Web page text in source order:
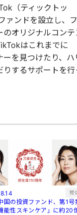
（ティックトッ
ァンドを設立し、フ
のオリジナルコンテ
はこれまでに
を見つけたり、ハ
りするサポートを行
短
国の投資ファンド、第1号
能性スキンケア」に約20